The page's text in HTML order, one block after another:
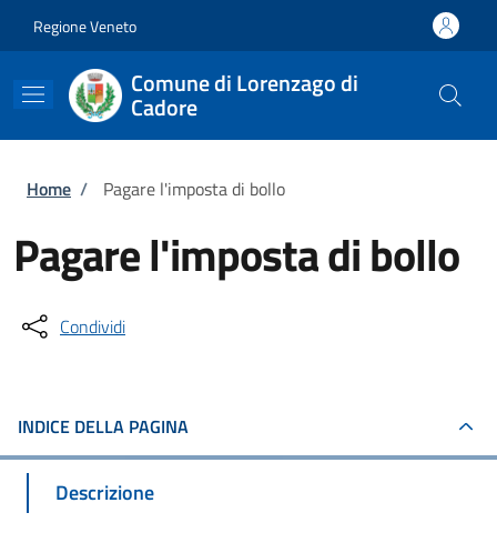
Regione Veneto
Comune di Lorenzago di
Cadore
Briciole di pane
Home / Pagare l'imposta di bollo
Pagare l'imposta di bollo
Condividi
INDICE DELLA PAGINA
Descrizione